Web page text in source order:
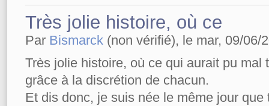
Très jolie histoire, où ce
Par Bismarck (non vérifié), le mar, 09/06/
Très jolie histoire, où ce qui aurait pu mal
grâce à la discrétion de chacun.
Et dis donc, je suis née le même jour que